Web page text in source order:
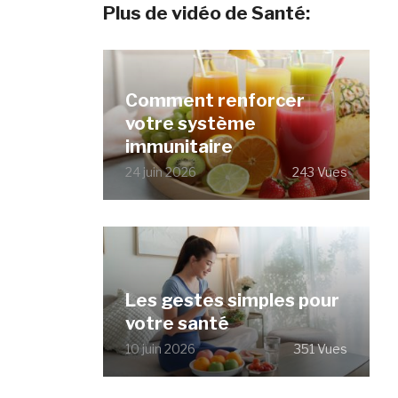
Plus de vidéo de Santé:
Comment renforcer
votre système
immunitaire
24 juin 2026 243 Vues
Les gestes simples pour
votre santé
10 juin 2026 351 Vues